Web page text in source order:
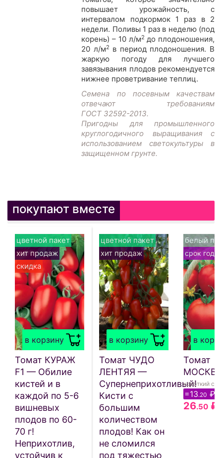
повышает урожайность, с
интервалом подкормок 1 раз в 2
недели. Поливы 1 раз в неделю (под
корень) – 10 л/м2 до плодоношения,
20 л/м2 в период плодоношения. В
жаркую погоду для лучшего
завязывания плодов рекомендуется
нижнее проветривание теплиц.
Семена по посевным качествам
отвечают требованиям
ГОСТ 32592-2013.
Пригодны для промышленного
круглогодичного выращивания с
использованием светокультуры в
защищенном грунте.
покупают вместе
в корзину
цветной пакет
хит продаж
скидка
Томат КУРАЖ
F1 — Обилие
кистей и в
каждой по 5-6
вишневых
плодов по 60-
70 г!
Неприхотлив,
устойчив к
в корзину
цветной пакет
хит продаж
Томат ЧУДО
ЛЕНТЯЯ —
Супернеприхотливый!
Кисти с
большим
количеством
плодов! Как он
не сломился
под тяжестью
в
белый
срок
Томат
короткий
=13.20 ₽
26.50 ₽